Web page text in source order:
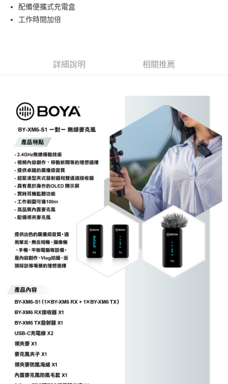
全支付
全盈+PAY
【關於「AFTEE先享後付」】
２．便利：只要手機號碼，簡訊認證，即可結帳。
３．安心：先確認商品／服務後，再付款。
【「AFTEE先享後付」結帳流程】
１．於結帳方式選擇「AFTEE先享後付」後，將跳轉至「AFTEE先享後付」
結帳頁面，進行簡訊認證並確認金額後，即可完成結帳。
２．訂單成立數日內，您將收到繳費通知簡訊。
３．收到繳費通知簡訊後14天內，點擊此簡訊中的連結，可透過四大超商／
ATM／網路銀行／等多元方式進行付款，方視為交易完成。
※ 請注意：結帳手續完成當下不需立刻繳費，但若您需要取消訂單，請聯絡
購買商品的店家。未經商家同意取消之訂單仍視為有效，需透過AFTEE先享
後付繳納相關費用。
※ 交易是否成功請以「AFTEE先享後付 」之結帳頁面顯示為準，若有關於
是否繳費成功／繳費後需取消欲退款等相關疑問，請聯繫「AFTEE先享後付
客戶支援中心」https://netprotections.freshdesk.com/support/home
【注意事項】
１．透過由恩沛科技股份有限公司提供之「AFTEE先享後付」服務完成之交
易，需依本服務之必要範圍內提供個人資料，並將交易相關給付款項請求債
２．關於個人資料處理事宜，請瀏覽以下網址：
https://aftee.tw/terms/#terms3
３．未成年的使用者請事先徵得法定代理人或監護人之同意方可使用
「AFTEE先享後付」，若未經同意申辦者引起之損失，本公司不負相關責
任。
４．使用「AFTEE先享後付」時，將依據個別帳號之用戶狀況，依本公司即
時審查核予不同之上限額度；若仍有額度不足之情形，本公司將視審查結果
請求用戶進行身份認證。
恩沛科技股份有限公司將有權停止該用戶之使用額度並採取法律行動。
全家取貨付款
每筆NT$60，滿NT$399(含以上)免運費
萊爾富取貨付款
每筆NT$60，滿NT$399(含以上)免運費
7-11取貨付款
每筆NT$60，滿NT$399(含以上)免運費
宅配
每筆NT$75，滿NT$399(含以上)免運費
付款後門市自取
免運費
配備便攜式充電盒
工作時間加倍
詳細說明 相關推薦